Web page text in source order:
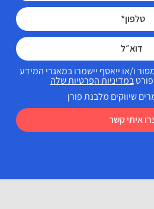
איתי קשר
ו/או ייאסף יישמרו במאגרי המידע
במדיניות הפרטיות שלה
שיווקים מלבנת פורן